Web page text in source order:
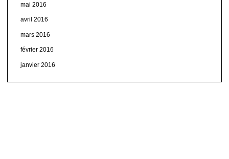
mai 2016
avril 2016
mars 2016
février 2016
janvier 2016